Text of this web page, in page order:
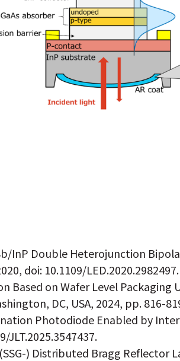
InP Double Heterojunction
doi: 10.1109/LED.2020.2982497.
Based on Wafer Level
DC, USA, 2024, pp. 816-
Photodiode Enabled by
) Distributed Bragg Reflector